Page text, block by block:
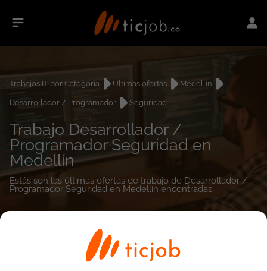
Trabajos IT por Categoría Últimas ofertas
Medellín
Desarrollador / Programador
Seguridad
Trabajo Desarrollador /
Programador Seguridad en
Medellín
Estás son las últimas ofertas de trabajo de Desarrollador /
Programador Seguridad en Medellín encontradas.
empleos encontrados